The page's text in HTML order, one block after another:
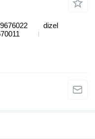
dizel